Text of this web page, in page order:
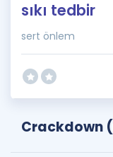
sıkı tedbir
sert önlem
Crackdown